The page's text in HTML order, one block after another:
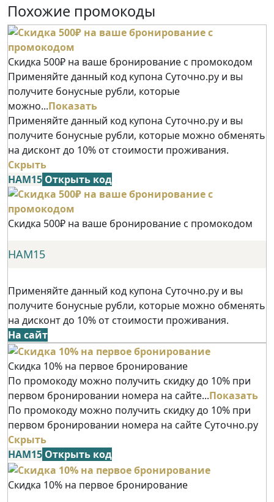
Похожие промокоды
Скидка 500₽ на ваше бронирование с промокодом
Применяйте данный код купона Суточно.ру и вы
получите бонусные рубли, которые
можно...Показать
Применяйте данный код купона Суточно.ру и вы
получите бонусные рубли, которые можно обменять
на дисконт до 10% от стоимости проживания.
Скрыть
НАМ15 Открыть код
Скидка 500₽ на ваше бронирование с промокодом
НАМ15
Применяйте данный код купона Суточно.ру и вы
получите бонусные рубли, которые можно обменять
на дисконт до 10% от стоимости проживания.
На сайт
Скидка 10% на первое бронирование
По промокоду можно получить скидку до 10% при
первом бронировании номера на сайте...Показать
По промокоду можно получить скидку до 10% при
первом бронировании номера на сайте Суточно.ру
Скрыть
НАМ15 Открыть код
Скидка 10% на первое бронирование